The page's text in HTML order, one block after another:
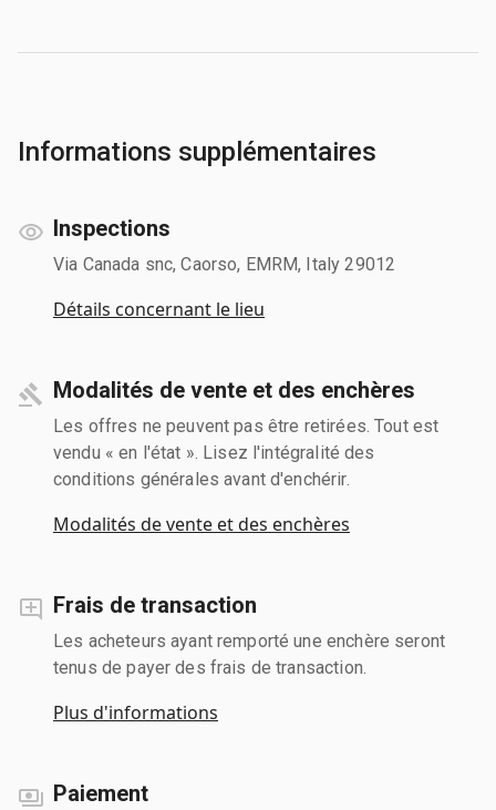
Informations supplémentaires
Inspections
Via Canada snc, Caorso, EMRM, Italy 29012
Détails concernant le lieu
Modalités de vente et des enchères
Les offres ne peuvent pas être retirées. Tout est
vendu « en l'état ». Lisez l'intégralité des
conditions générales avant d'enchérir.
Modalités de vente et des enchères
Frais de transaction
Les acheteurs ayant remporté une enchère seront
tenus de payer des frais de transaction.
Plus d'informations
Paiement